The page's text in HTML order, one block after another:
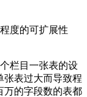
度的可扩展性
栏目一张表的设
张表过大而导致程
万的字段数的表都